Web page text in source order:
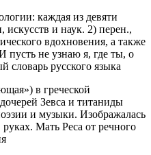
каждая из девяти
искусств и наук. 2) перен.,
вдохновения, а также
пусть не узнаю я, где ты, о
словарь русского языка
в греческой
Зевса и титаниды
и музыки. Изображалась
Мать Реса от речного